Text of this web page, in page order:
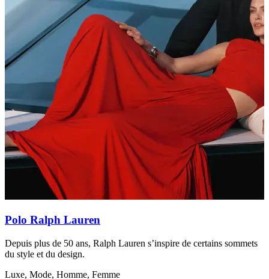
Polo Ralph Lauren
Depuis plus de 50 ans, Ralph Lauren s’inspire de certains sommets
du style et du design.
Luxe, Mode, Homme, Femme